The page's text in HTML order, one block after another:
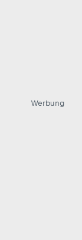
Werbung